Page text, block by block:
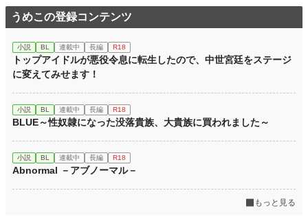
うめこの登録コンテンツ
小説 BL 連載中 長編 R18
トップアイドルが悪役令息に転生したので、中世宮廷をステージ
に変えてみせます！
小説 BL 連載中 長編 R18
BLUE～性奴隷になった没落貴族、大貴族に買われました～
小説 BL 連載中 長編 R18
Abnormal －アブノーマル－
もっと見る